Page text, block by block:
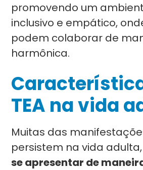
promovendo um
inclusivo e empático,
podem colaborar de
harmônica.
TEA na vida
Muitas das
persistem na vida
se apresentar de